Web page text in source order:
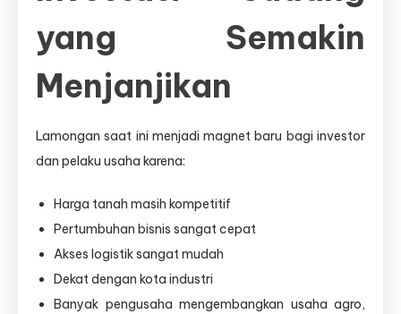
yang Semakin
Menjanjikan
Lamongan saat ini menjadi magnet baru bagi investor
dan pelaku usaha karena:
Harga tanah masih kompetitif
Pertumbuhan bisnis sangat cepat
Akses logistik sangat mudah
Dekat dengan kota industri
Banyak pengusaha mengembangkan usaha agro,